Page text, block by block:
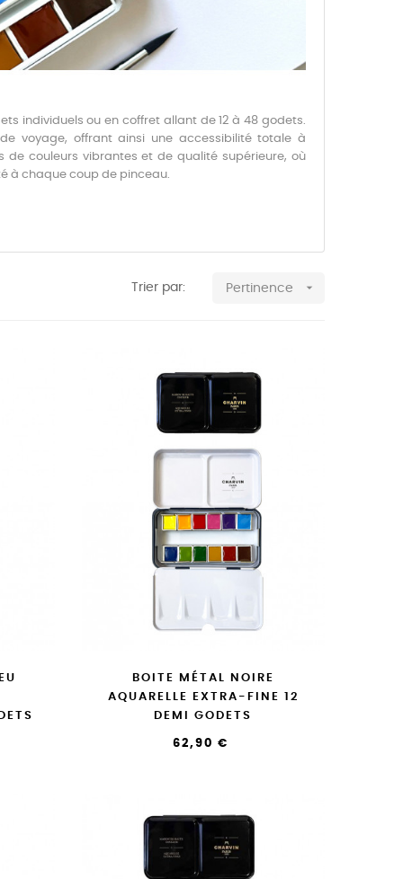
individuels ou en coffret allant de 12 à 48 godets.
voyage, offrant ainsi une accessibilité totale à
de couleurs vibrantes et de qualité supérieure, où
à chaque coup de pinceau.
Trier par: Pertinence 
BOITE MÉTAL NOIRE
AQUARELLE EXTRA-FINE 12
DEMI GODETS
62,90 €